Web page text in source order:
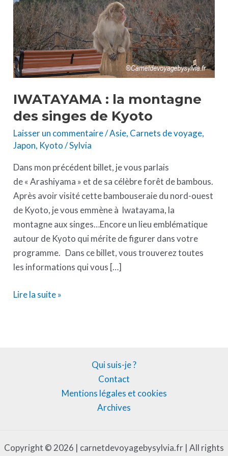
IWATAYAMA : la montagne
des singes de Kyoto
Laisser un commentaire/Asie, Carnets de voyage,
Japon, Kyoto/Sylvia
Dans mon précédent billet, je vous parlais
de « Arashiyama » et de sa célèbre forêt de bambous.
Après avoir visité cette bambouseraie du nord-ouest
de Kyoto, je vous emmène à Iwatayama, la
montagne aux singes…Encore un lieu emblématique
autour de Kyoto qui mérite de figurer dans votre
programme. Dans ce billet, vous trouverez toutes
les informations qui vous […]
des
singes
de
Kyoto
Lire la suite »
Qui suis-je ?
Contact
Mentions légales et cookies
Archives
Copyright © 2026 | carnetdevoyagebysylvia.fr | All rights